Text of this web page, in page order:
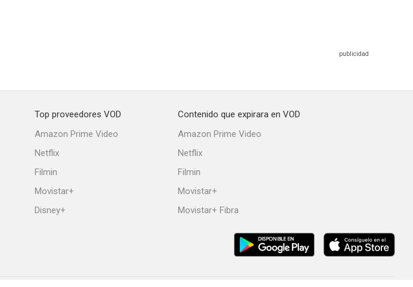
Top proveedores VOD
Amazon Prime Video
Netflix
Filmin
Movistar+
Disney+
Contenido que expirara en VOD
Amazon Prime Video
Netflix
Filmin
Movistar+
Movistar+ Fibra